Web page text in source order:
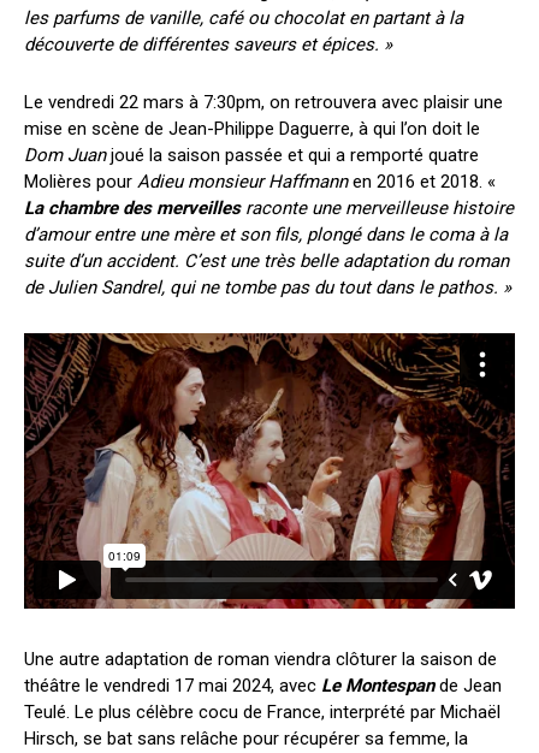
les parfums de vanille, café ou chocolat en partant à la
découverte de différentes saveurs et épices. »
Le vendredi 22 mars à 7:30pm, on retrouvera avec plaisir une
mise en scène de Jean-Philippe Daguerre, à qui l’on doit le
Dom Juanjoué la saison passée et qui a remporté quatre
Molières pour Adieu monsieur Haffmannen 2016 et 2018. «
La chambre des merveillesraconte une merveilleuse histoire
d’amour entre une mère et son fils, plongé dans le coma à la
suite d’un accident. C’est une très belle adaptation du roman
de Julien Sandrel, qui ne tombe pas du tout dans le pathos. »
Une autre adaptation de roman viendra clôturer la saison de
théâtre le vendredi 17 mai 2024, avec Le Montespan de Jean
Teulé. Le plus célèbre cocu de France, interprété par Michaël
Hirsch, se bat sans relâche pour récupérer sa femme, la